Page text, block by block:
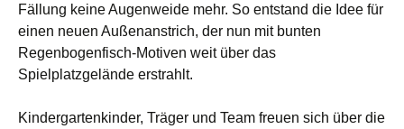
Fällung keine Augenweide mehr. So entstand die Idee für
einen neuen Außenanstrich, der nun mit bunten
Regenbogenfisch-Motiven weit über das
Spielplatzgelände erstrahlt.
Kindergartenkinder, Träger und Team freuen sich über die